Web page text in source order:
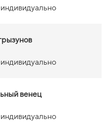
венец